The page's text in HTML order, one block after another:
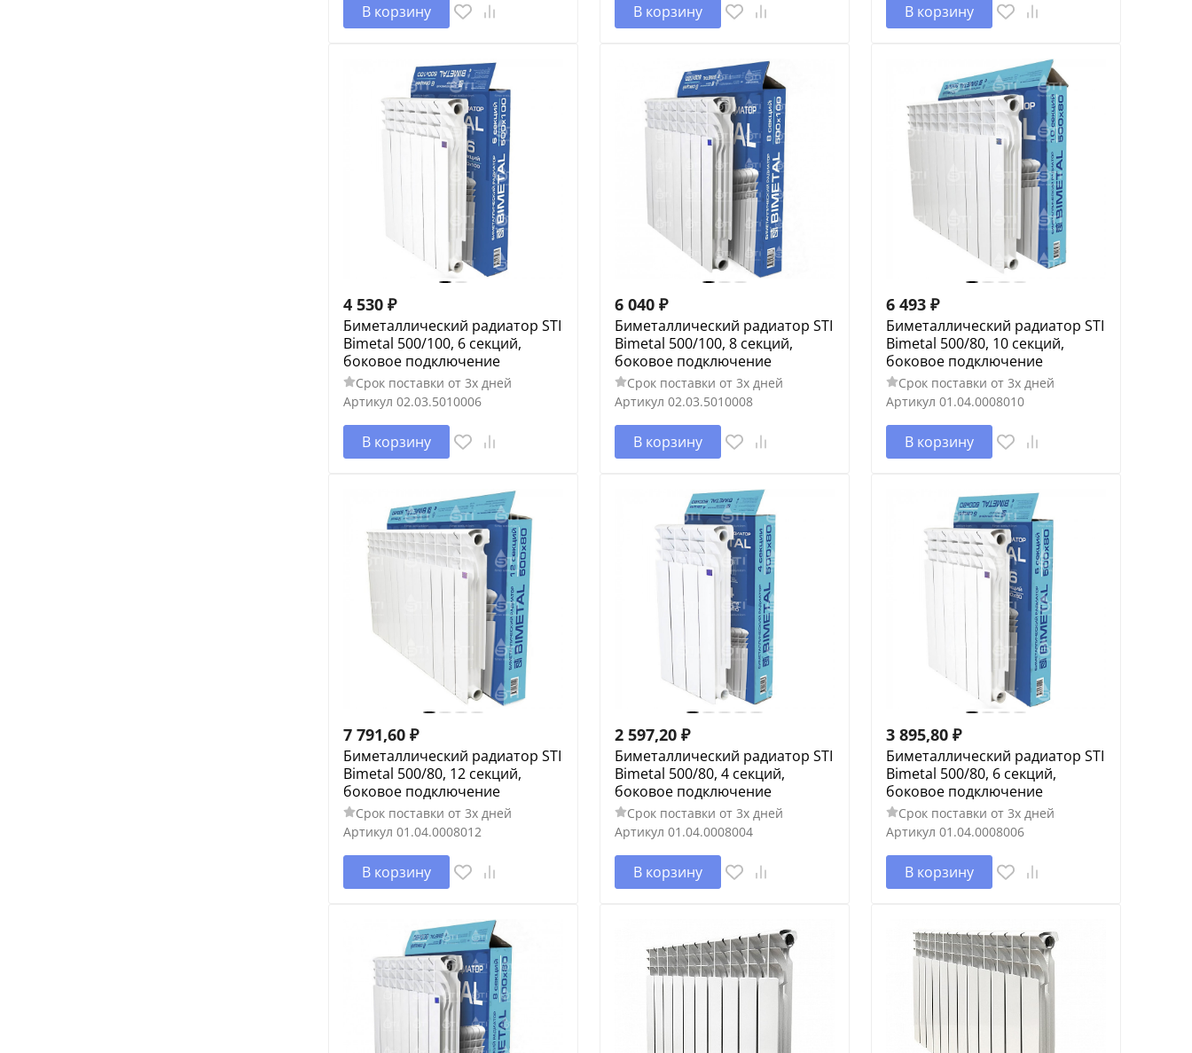
В корзину В корзину В корзину
4 530 ₽
Биметаллический радиатор STI
Bimetal 500/100, 6 секций,
боковое подключение
Срок поставки от 3х дней
Артикул 02.03.5010006
В корзину
6 040 ₽
Биметаллический радиатор STI
Bimetal 500/100, 8 секций,
боковое подключение
Срок поставки от 3х дней
Артикул 02.03.5010008
В корзину
6 493 ₽
Биметаллический радиатор STI
Bimetal 500/80, 10 секций,
боковое подключение
Срок поставки от 3х дней
Артикул 01.04.0008010
В корзину
7 791,60 ₽
Биметаллический радиатор STI
Bimetal 500/80, 12 секций,
боковое подключение
Срок поставки от 3х дней
Артикул 01.04.0008012
В корзину
2 597,20 ₽
Биметаллический радиатор STI
Bimetal 500/80, 4 секций,
боковое подключение
Срок поставки от 3х дней
Артикул 01.04.0008004
В корзину
3 895,80 ₽
Биметаллический радиатор STI
Bimetal 500/80, 6 секций,
боковое подключение
Срок поставки от 3х дней
Артикул 01.04.0008006
В корзину